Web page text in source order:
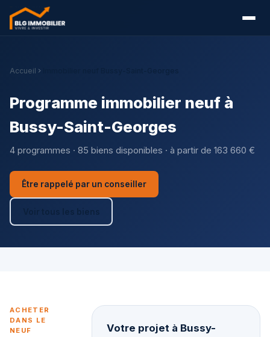
Accueil
Programme immobilier neuf à
Bussy-Saint-Georges
4 programmes · 85 biens disponibles · à partir de 163 660 €
Être rappelé par un conseiller
Voir tous les biens
ACHETER
DANS LE
NEUF
Votre projet à Bussy-